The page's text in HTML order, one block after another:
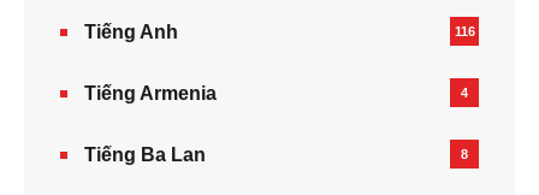
Tiếng Anh 116
Tiếng Armenia‎ 4
Tiếng Ba Lan 8